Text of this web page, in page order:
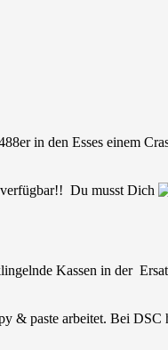
in den Esses einem
Du musst Dich
Kassen in der
& paste arbeitet. Bei DSC